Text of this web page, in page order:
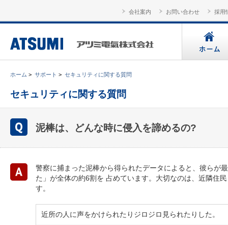
会社案内 お問い合わせ 採用
ホーム > サポート > セキュリティに関する質問
セキュリティに関する質問
泥棒は、どんな時に侵入を諦めるの?
警察に捕まった泥棒から得られたデータによると、彼らが
た」が全体の約6割を 占めています。大切なのは、近隣住
す。
近所の人に声をかけられたりジロジロ見られたりした。